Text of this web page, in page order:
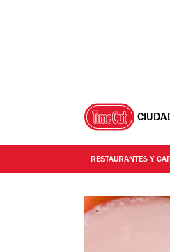
RESTAURANTES Y